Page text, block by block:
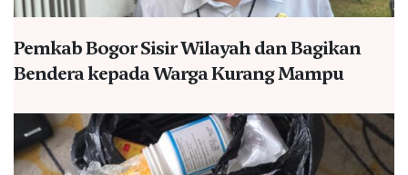
Pemkab Bogor Sisir Wilayah dan Bagikan
Bendera kepada Warga Kurang Mampu